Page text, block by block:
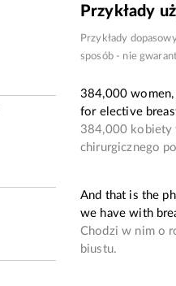
Przykłady
Przykłady
sposób - nie
384,000 women,
for elective
384,000 kobiety
chirurgicznego
And that is the
we have with
Chodzi w nim o
biustu.